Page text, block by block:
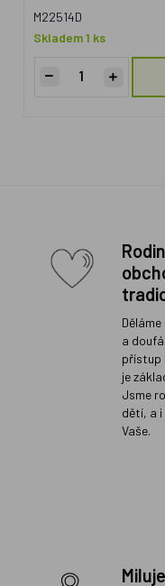
M22514D
Skladem 1 ks
a
přístup
je
Jsme
dětí, a
Vaše.